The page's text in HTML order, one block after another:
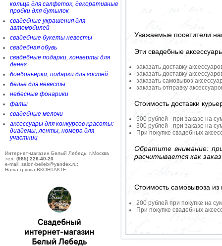
кольца для салфеток, декоративные
пробки для бутылок
свадебные украшения для
автомобилей
свадебные букеты невесты
свадебная обувь
свадебные подарки, конверты для
денег
бонбоньерки, подарки для гостей
белье для невесты
небесные фонарики
фаты
свадебные мелочи
аксессуары для конкурсов красоты:
диадемы, ленты, номера для
участниц
Интернет-магазин Белый Лебедь, г.Москва
тел: (985) 226-40-20
e-mail: salon-belleb@yandex.ru;
Наша группа ВКОНТАКТЕ
Уважаемые посетители
Эти свадебные
заказать доставку
заказать доставку
заказать самовывоз
заказать отправку
Стоимость доставки
500 рублей - при заказе на
300 рублей - при заказе на
При покупке свадебных
Обратите внимание:
расчитывается как
Стоимость самовывоза из
200 рублей при покупке на
При покупке свадебных